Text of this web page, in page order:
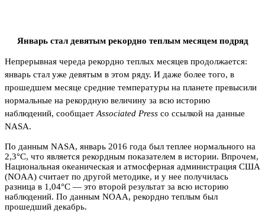
Январь стал девятым рекордно теплым месяцем подряд
Непрерывная череда рекордно теплых месяцев продолжается:
январь стал уже девятым в этом ряду. И даже более того, в
прошедшем месяце средние температуры на планете превысили
нормальные на рекордную величину за всю историю
наблюдений, сообщает Associated Press со ссылкой на данные
NASA.
По данным NASA, январь 2016 года был теплее нормального на
2,3°C, что является рекордным показателем в истории. Впрочем,
Национальная океаническая и атмосферная администрация США
(NOAA) считает по другой методике, и у нее получилась
разница в 1,04°C — это второй результат за всю историю
наблюдений. По данным NOAA, рекордно теплым был
прошедший декабрь.